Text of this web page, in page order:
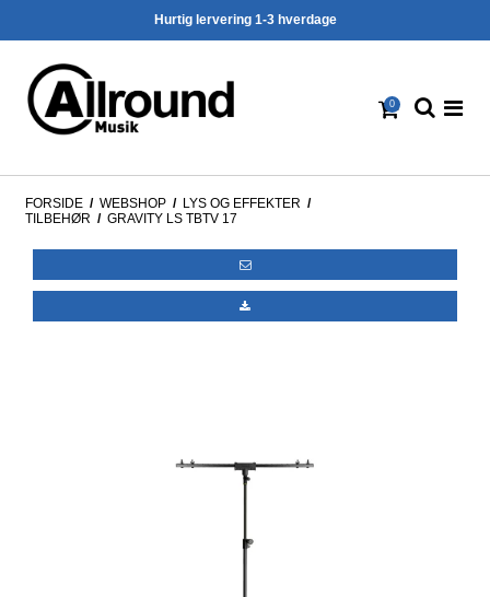
Hurtig lervering 1-3 hverdage
0
FORSIDE / WEBSHOP / LYS OG EFFEKTER /
TILBEHØR / GRAVITY LS TBTV 17